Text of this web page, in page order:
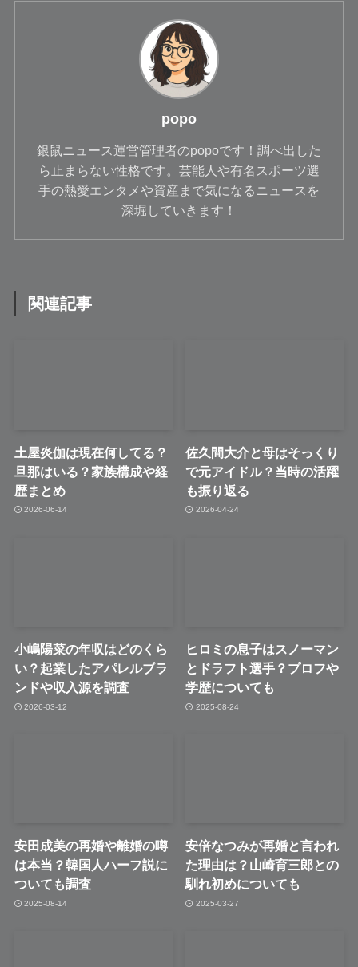
popo
銀鼠ニュース運営管理者のpopoです！調べ出した
ら止まらない性格です。芸能人や有名スポーツ選
手の熱愛エンタメや資産まで気になるニュースを
深堀していきます！
関連記事
土屋炎伽は現在何してる？
旦那はいる？家族構成や経
歴まとめ
2026-06-14
佐久間大介と母はそっくり
で元アイドル？当時の活躍
も振り返る
2026-04-24
小嶋陽菜の年収はどのくら
い？起業したアパレルブラ
ンドや収入源を調査
2026-03-12
ヒロミの息子はスノーマン
とドラフト選手？プロフや
学歴についても
2025-08-24
安田成美の再婚や離婚の噂
は本当？韓国人ハーフ説に
ついても調査
2025-08-14
安倍なつみが再婚と言われ
た理由は？山崎育三郎との
馴れ初めについても
2025-03-27